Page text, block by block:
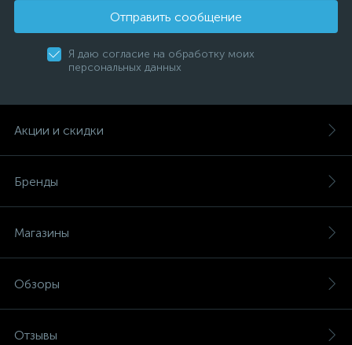
Отправить сообщение
Я даю согласие на обработку моих
персональных данных
Акции и скидки
Бренды
Магазины
Обзоры
Отзывы